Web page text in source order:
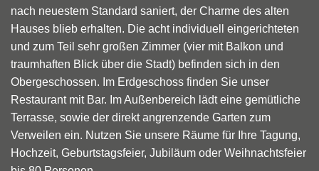
nach neuestem Standard saniert, der Charme des alten
Hauses blieb erhalten. Die acht individuell eingerichteten
und zum Teil sehr großen Zimmer (vier mit Balkon und
traumhaften Blick über die Stadt) befinden sich in den
Obergeschossen. Im Erdgeschoss finden Sie unser
Restaurant mit Bar. Im Außenbereich lädt eine gemütliche
Terrasse, sowie der direkt angrenzende Garten zum
Verweilen ein. Nutzen Sie unsere Räume für Ihre Tagung,
Hochzeit, Geburtstagsfeier, Jubiläum oder Weihnachtsfeier